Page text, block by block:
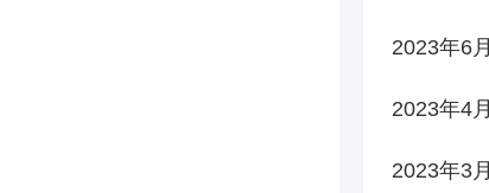
2023年6月
2023年4月
2023年3月